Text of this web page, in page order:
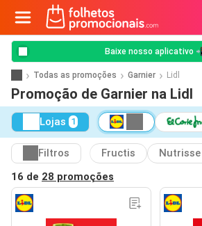
Baixe nosso aplicativo
Todas as promoções Garnier Lidl
Promoção de Garnier na Lidl
Lojas 1
Filtros Fructis Nutrisse
16 de 28 promoções